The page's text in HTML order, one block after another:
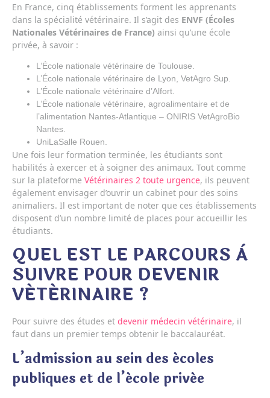
En France, cinq établissements forment les apprenants
dans la spécialité vétérinaire. Il s’agit des ENVF (Écoles
Nationales Vétérinaires de France) ainsi qu’une école
privée, à savoir :
L’École nationale vétérinaire de Toulouse.
L’École nationale vétérinaire de Lyon, VetAgro Sup.
L’École nationale vétérinaire d’Alfort.
L’École nationale vétérinaire, agroalimentaire et de
l’alimentation Nantes-Atlantique – ONIRIS VetAgroBio
Nantes.
UniLaSalle Rouen.
Une fois leur formation terminée, les étudiants sont
habilités à exercer et à soigner des animaux. Tout comme
sur la plateforme Vétérinaires 2 toute urgence, ils peuvent
également envisager d’ouvrir un cabinet pour des soins
animaliers. Il est important de noter que ces établissements
disposent d’un nombre limité de places pour accueillir les
étudiants.
QUEL EST LE PARCOURS À
SUIVRE POUR DEVENIR
VÉTÉRINAIRE ?
Pour suivre des études et devenir médecin vétérinaire, il
faut dans un premier temps obtenir le baccalauréat.
L’admission au sein des écoles
publiques et de l’école privée